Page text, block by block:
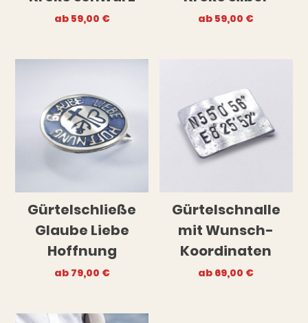
ab 59,00 € ab 59,00 €
Gürtelschließe
Glaube Liebe
Hoffnung
ab 79,00 €
Gürtelschnalle
mit Wunsch-
Koordinaten
ab 69,00 €